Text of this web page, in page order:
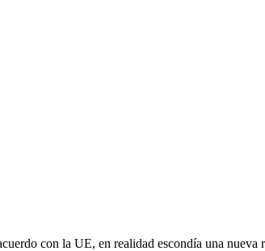
con la UE, en realidad escondía una nueva